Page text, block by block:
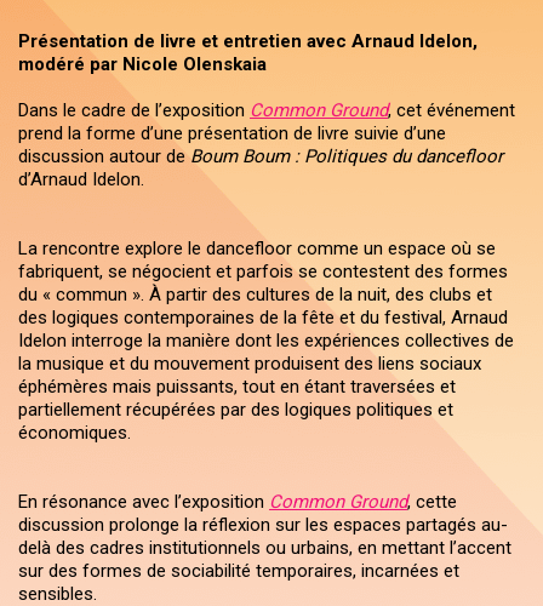
Présentation de livre et entretien avec Arnaud Idelon,
modéré par Nicole Olenskaia
Dans le cadre de l’exposition Common Ground, cet événement
prend la forme d’une présentation de livre suivie d’une
discussion autour de Boum Boum : Politiques du dancefloor
d’Arnaud Idelon.
La rencontre explore le dancefloor comme un espace où se
fabriquent, se négocient et parfois se contestent des formes
du « commun ». À partir des cultures de la nuit, des clubs et
des logiques contemporaines de la fête et du festival, Arnaud
Idelon interroge la manière dont les expériences collectives de
la musique et du mouvement produisent des liens sociaux
éphémères mais puissants, tout en étant traversées et
partiellement récupérées par des logiques politiques et
économiques.
En résonance avec l’exposition Common Ground, cette
discussion prolonge la réflexion sur les espaces partagés au-
delà des cadres institutionnels ou urbains, en mettant l’accent
sur des formes de sociabilité temporaires, incarnées et
sensibles.